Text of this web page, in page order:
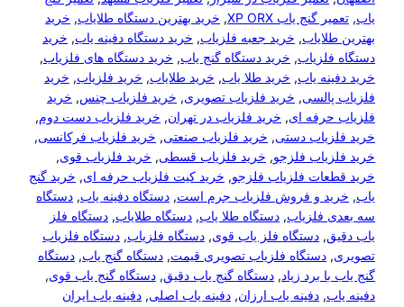
یاب, تعمیر گنج یاب XP ORX , خرید بهترین دستگاه طلایاب, خرید
بهترین طلایاب, خرید جعبه فلزیاب, خرید دستگاه دفینه یاب, خرید
دستگاه فلزیاب, خرید دستگاه گنج یاب, خرید دستگاه های فلزیاب,
خرید دفینه یاب, خرید طلا یاب, خرید طلایاب, خرید فلزیاب, خرید
فلزیاب پالسی, خرید فلزیاب تصویری, خرید فلزیاب چنس, خرید
فلزیاب حرفه ای , خرید فلزیاب در تهران , خرید فلزیاب دست دوم,
خرید فلزیاب دستی, خرید فلزیاب صنعتی, خرید فلزیاب فرکانسی,
خرید فلزیاب فلزجو , خرید فلزیاب قسطی, خرید فلزیاب قوی,
خرید قطعات فلزیاب فلزجو , خرید کیت فلزیاب حرفه ای , خرید گنج
یاب, خرید و فروش فلزیاب جرم است, دستگاه دفینه یاب, دستگاه
سه بعدی فلزیاب, دستگاه طلا یاب, دستگاه طلایاب, دستگاه فلز
یاب دقیق, دستگاه فلز یاب قوی, دستگاه فلزیاب, دستگاه فلزیاب
تصویری, دستگاه فلزیاب تصویری قیمت, دستگاه گنج یاب, دستگاه
گنج یاب با برد زیاد , دستگاه گنج یاب دقیق, دستگاه گنج یاب قوی,
دفینه یاب, دفینه یاب ارزان , دفینه یاب اصلی, دفینه یاب ایران